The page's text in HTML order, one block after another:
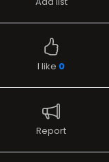
I like 0
Report